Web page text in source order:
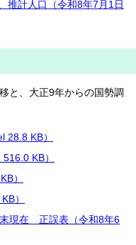
推計人口（令和8年7月1日
と、大正9年からの国勢調
28.8 KB）
KB）
）
）
現在 正誤表（令和8年6